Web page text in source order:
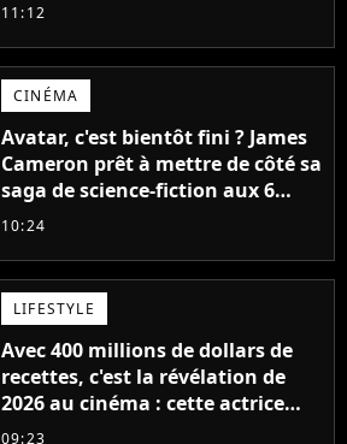
11:12
CINÉMA
Avatar, c'est bientôt fini ? James
Cameron prêt à mettre de côté sa
saga de science-fiction aux 6
milliards de recettes
10:24
LIFESTYLE
Avec 400 millions de dollars de
recettes, c'est la révélation de
2026 au cinéma : cette actrice
adorée prête à remplacer
09:23